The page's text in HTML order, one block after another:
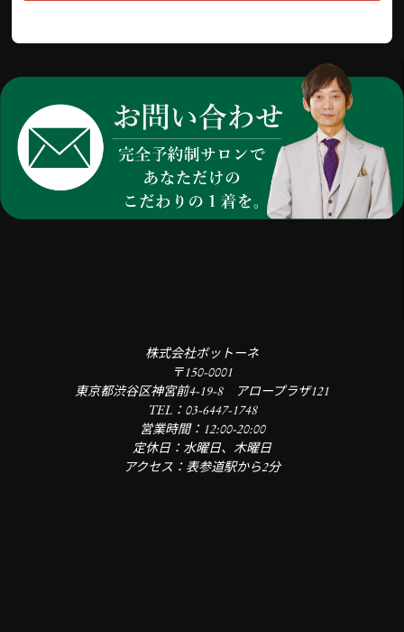
株式会社ボットーネ
〒150-0001
東京都渋谷区神宮前4-19-8 アロープラザ121
TEL：03-6447-1748
営業時間：12:00-20:00
定休日：水曜日、木曜日
アクセス：表参道駅から2分